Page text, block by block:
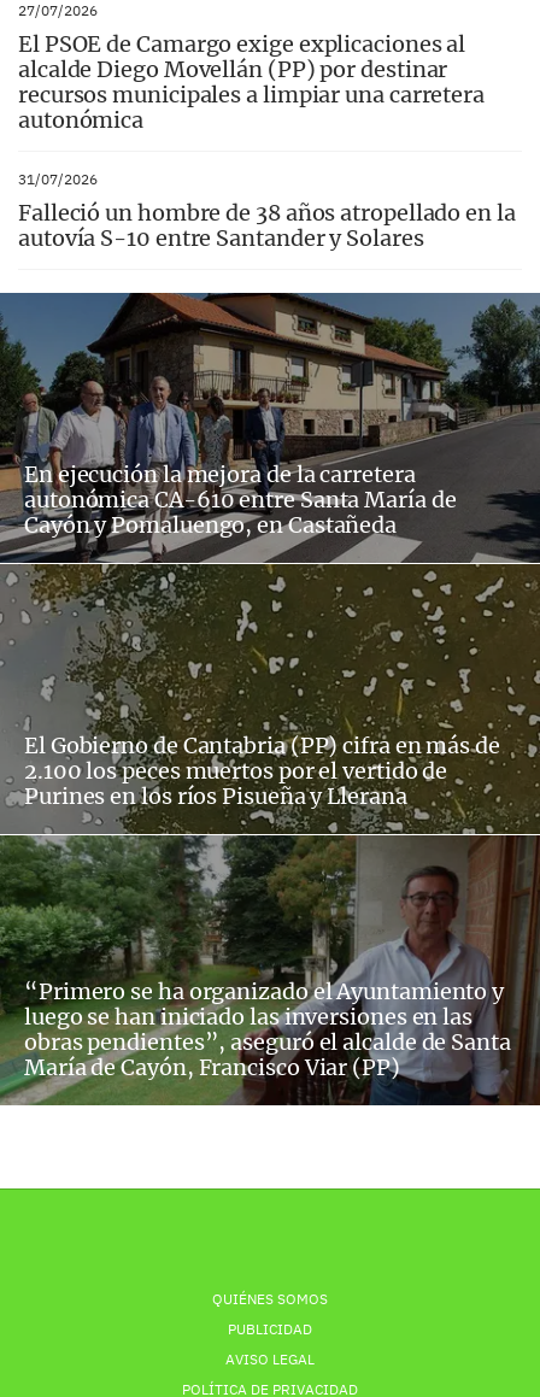
27/07/2026
El PSOE de Camargo exige explicaciones al
alcalde Diego Movellán (PP) por destinar
recursos municipales a limpiar una carretera
autonómica
31/07/2026
Falleció un hombre de 38 años atropellado en la
autovía S-10 entre Santander y Solares
En ejecución la mejora de la carretera
autonómica CA-610 entre Santa María de
Cayón y Pomaluengo, en Castañeda
El Gobierno de Cantabria (PP) cifra en más de
2.100 los peces muertos por el vertido de
Purines en los ríos Pisueña y Llerana
“Primero se ha organizado el Ayuntamiento y
luego se han iniciado las inversiones en las
obras pendientes”, aseguró el alcalde de Santa
María de Cayón, Francisco Viar (PP)
QUIÉNES SOMOS
PUBLICIDAD
AVISO LEGAL
POLÍTICA DE PRIVACIDAD